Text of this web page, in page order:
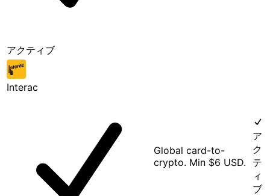
アクティブ
Interac
Global card-to-
crypto. Min $6 USD.
ア
ク
テ
ィ
ブ